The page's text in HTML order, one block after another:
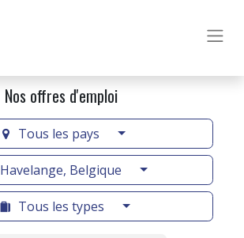
Nos offres d'emploi
Tous les pays
Havelange, Belgique
Tous les types